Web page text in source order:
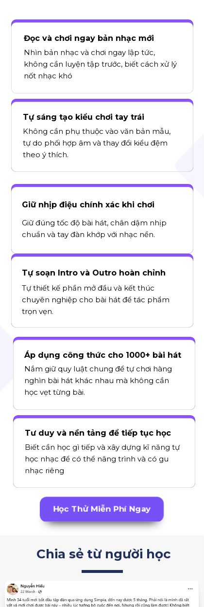
Học Thử Miễn Phí Ngay
Đọc và chơi ngay bản nhạc mới
Nhìn bản nhạc và chơi ngay lập tức,
không cần luyện tập trước, biết cách xử lý
nốt nhạc khó
Giữ nhịp điệu chính xác khi chơi
Giữ đúng tốc độ bài hát, chân dậm nhịp
chuẩn và tay đàn khớp với nhạc nền.
Tự sáng tạo kiểu chơi tay trái
Không cần phụ thuộc vào văn bản mẫu,
tự do phối hợp âm và thay đổi kiểu đệm
theo ý thích.
Tư duy và nền tảng để tiếp tục học
Biết cần học gì tiếp và xây dựng kĩ năng tự
học nhạc để có thể nâng trình và có gu
nhạc riêng
Áp dụng công thức cho 1000+ bài hát
Nắm giữ quy luật chung để tự chơi hàng
nghìn bài hát khác nhau mà không cần
học vẹt từng bài.
Tự soạn Intro và Outro hoàn chỉnh
Tự thiết kế phần mở đầu và kết thúc
chuyên nghiệp cho bài hát để tác phẩm
trọn vẹn.
Chia sẻ từ người học